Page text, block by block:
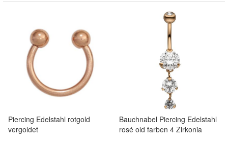
Piercing Edelstahl rotgold
vergoldet
Bauchnabel Piercing Edelstahl
rosé old farben 4 Zirkonia